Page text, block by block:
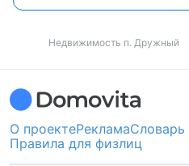
Недвижимость п. Дружный
О проектеРекламаСловарь
Правила для физлиц